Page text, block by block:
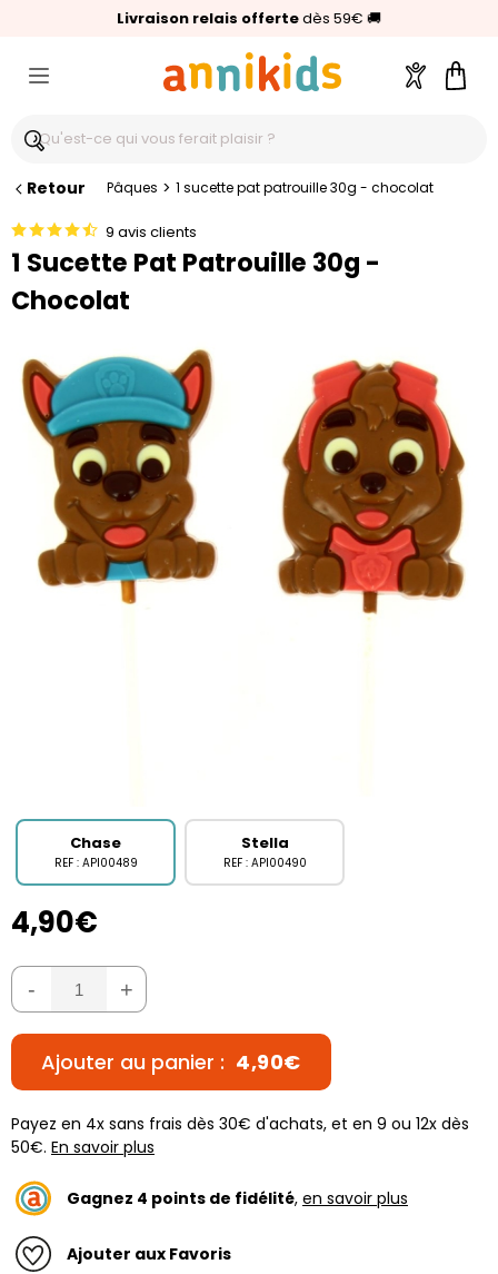
Livraison relais offertedès 59€ 🚚
🥇Palmarès Capital 2025 :Annikids N°1
⭐⭐⭐⭐⭐4,6/5(24 000 avis clients)
Compte
Retour Pâques > 1 sucette pat patrouille 30g - chocolat
9 avis clients
1 Sucette Pat Patrouille 30g -
Chocolat
Chase
REF : API00489
Stella
REF : API00490
4,90€
- +
Ajouter au panier : 4,90€
Payez en 4x sans frais dès 30€ d'achats, et en 9 ou 12x dès
50€. En savoir plus
Gagnez 4 points de fidélité, en savoir plus
Ajouter aux Favoris